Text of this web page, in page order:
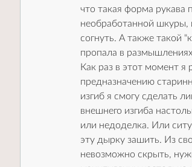
что такая форма рукава
необработанной шкуры,
согнуть. А также такой
пропала в
Как раз в этот момент я
предназначению
изгиб я смогу сделать
внешнего изгиба
или недоделка. Или
эту дырку зашить. Из
невозможно скрыть,